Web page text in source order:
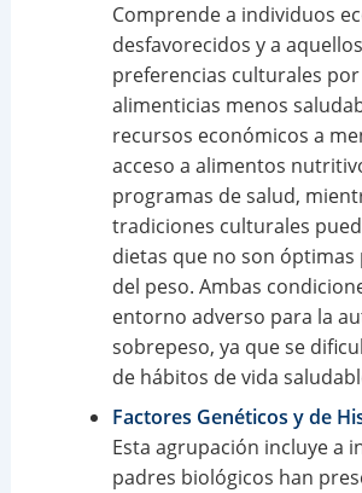
Comprende a individuos
desfavorecidos y a
preferencias culturales
alimenticias menos
recursos económicos a
acceso a alimentos
programas de salud,
tradiciones culturales
dietas que no son óptimas
del peso. Ambas
entorno adverso para la
sobrepeso, ya que se
de hábitos de vida
Factores Genéticos y de
Esta agrupación incluye a
padres biológicos han